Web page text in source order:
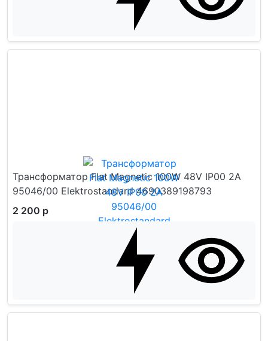
Трансформатор Flat Magnetic 100W 48V IP00 2A
95046/00 Elektrostandard 4690389198793
2 200 р